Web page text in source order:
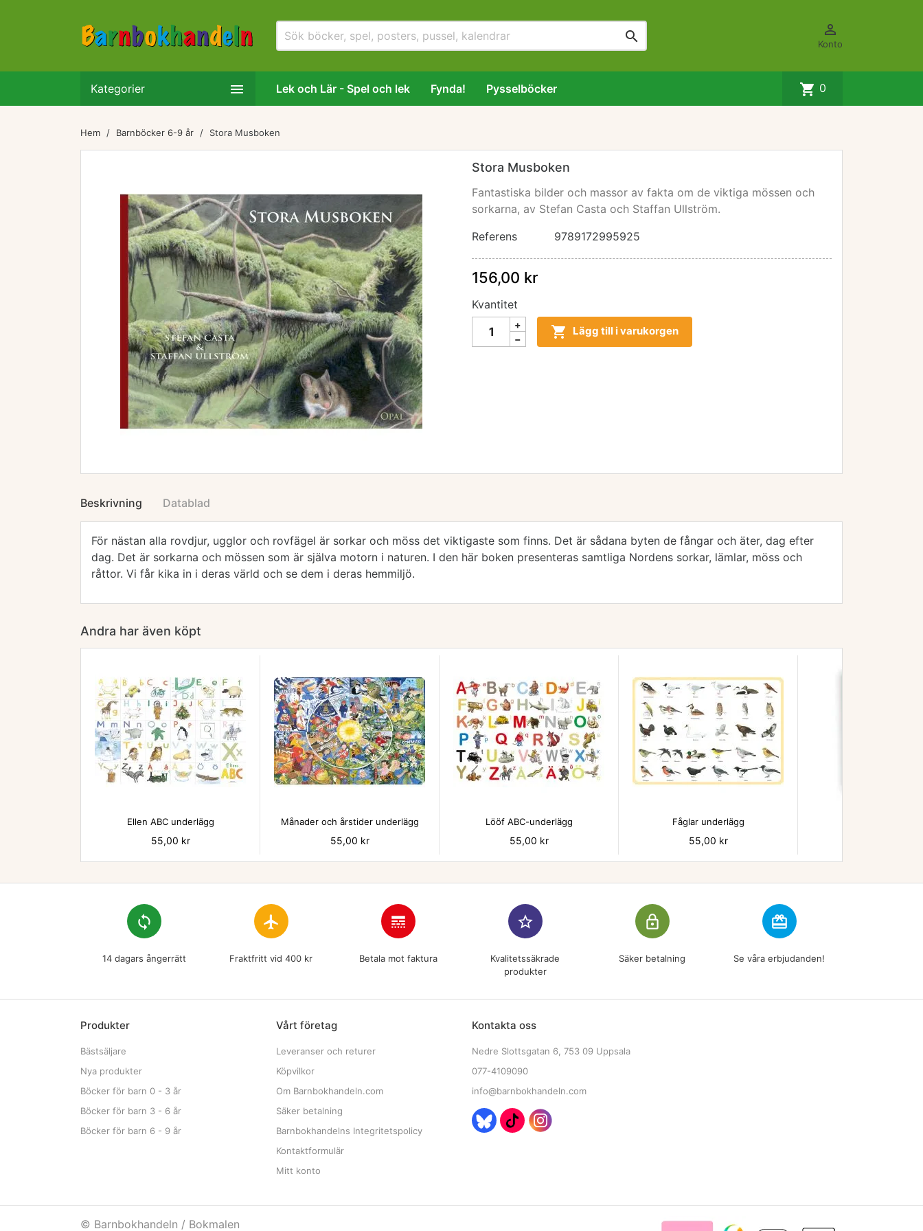
 
Konto
Kategorier  Lek och Lär - Spel och lek Fynda! Pysselböcker shopping_cart 0
Hem Barnböcker 6-9 år Stora Musboken
Stora Musboken
Fantastiska bilder och massor av fakta om de viktiga mössen och
sorkarna, av Stefan Casta och Staffan Ullström.
Referens
9789172995925
156,00 kr
Kvantitet
 Lägg till i varukorgen
Beskrivning Datablad
För nästan alla rovdjur, ugglor och rovfägel är sorkar och möss det viktigaste som finns. Det är sådana byten de fångar och äter, dag efter
dag. Det är sorkarna och mössen som är själva motorn i naturen. I den här boken presenteras samtliga Nordens sorkar, lämlar, möss och
råttor. Vi får kika in i deras värld och se dem i deras hemmiljö.
Andra har även köpt

Ellen ABC underlägg
Pris
55,00 kr

Månader och årstider underlägg
Pris
55,00 kr

Lööf ABC-underlägg
Pris
55,00 kr

Fåglar underlägg
Pris
55,00 kr
loop
14 dagars ångerrätt
flight
Fraktfritt vid 400 kr
line_style
Betala mot faktura
star_border
Kvalitetssäkrade
produkter
lock_outline
Säker betalning
redeem
Se våra erbjudanden!
Produkter
Bästsäljare
Nya produkter
Böcker för barn 0 - 3 år
Böcker för barn 3 - 6 år
Böcker för barn 6 - 9 år
Vårt företag
Leveranser och returer
Köpvilkor
Om Barnbokhandeln.com
Säker betalning
Barnbokhandelns Integritetspolicy
Kontaktformulär
Mitt konto
Kontakta oss
Nedre Slottsgatan 6, 753 09 Uppsala
077-4109090
info@barnbokhandeln.com
© Barnbokhandeln / Bokmalen